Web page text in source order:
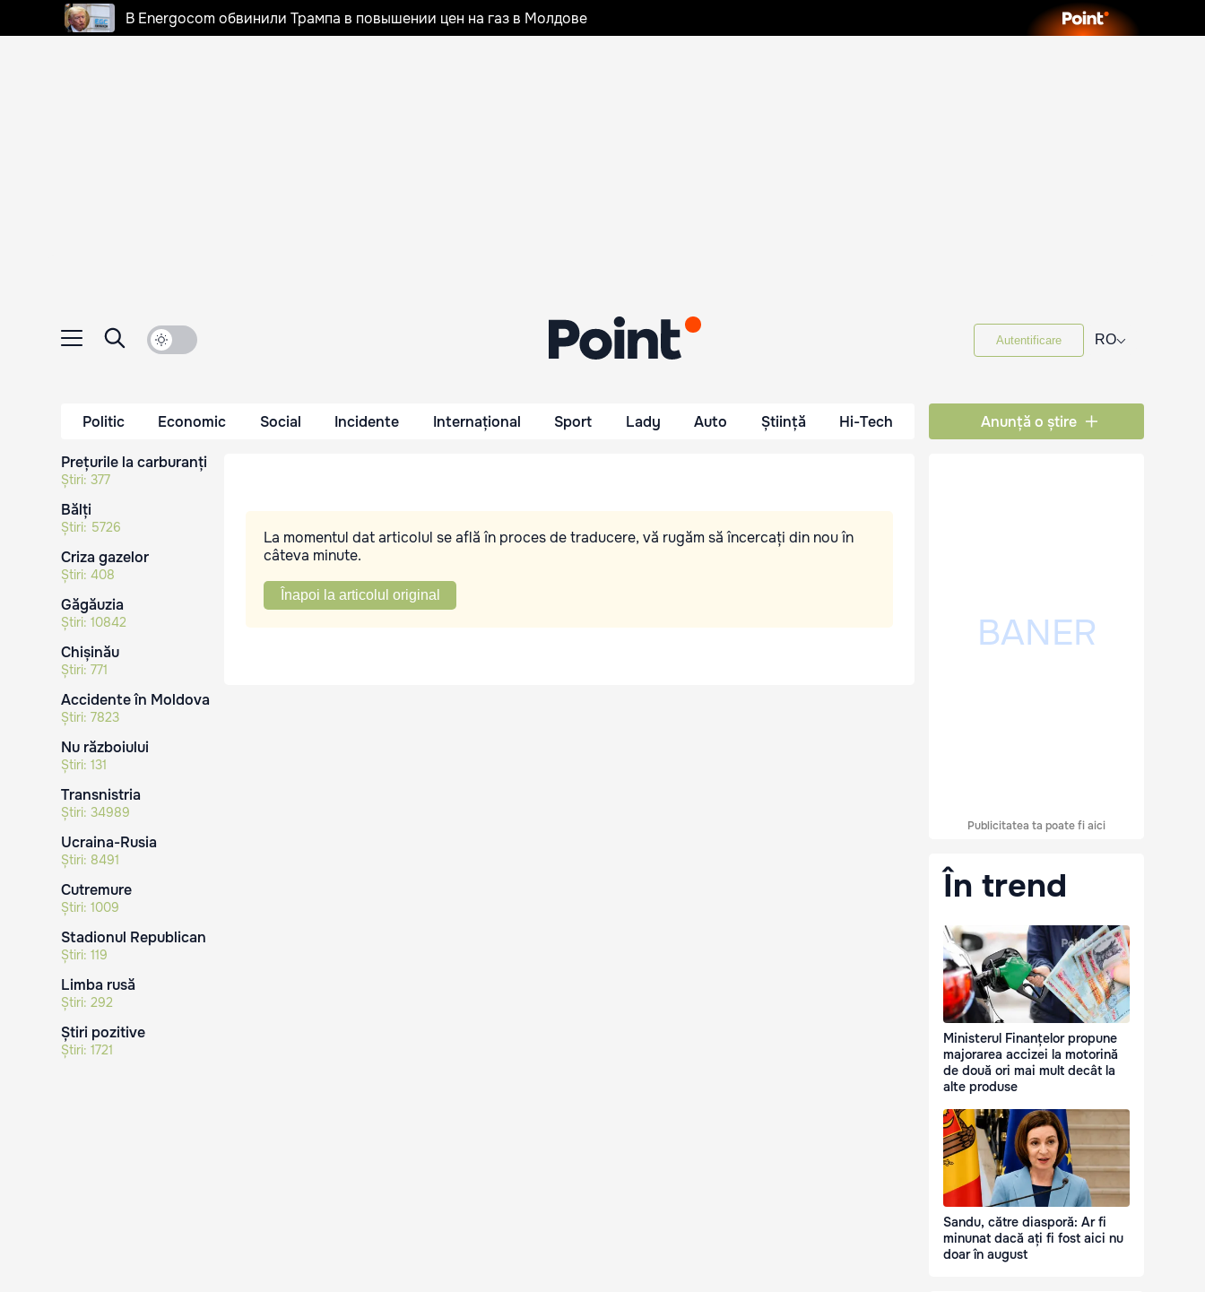
В Energocom обвинили Трампа в повышении цен на газ в Молдове
Autentificare RO⌵
Politic Economic Social Incidente Internațional Sport Lady Auto Știință Hi-Tech Anunță o știre
Prețurile la carburanți
Știri: 377
Bălți
Știri: 5726
Criza gazelor
Știri: 408
Găgăuzia
Știri: 10842
Chișinău
Știri: 771
Accidente în Moldova
Știri: 7823
Nu războiului
Știri: 131
Transnistria
Știri: 34989
Ucraina-Rusia
Știri: 8491
Cutremure
Știri: 1009
Stadionul Republican
Știri: 119
Limba rusă
Știri: 292
Știri pozitive
Știri: 1721
La momentul dat articolul se află în proces de traducere, vă rugăm să încercați din nou în
câteva minute.
Înapoi la articolul original
Publicitatea ta poate fi aici
În trend
Ministerul Finanțelor propune
majorarea accizei la motorină
de două ori mai mult decât la
alte produse
Sandu, către diasporă: Ar fi
minunat dacă ați fi fost aici nu
doar în august